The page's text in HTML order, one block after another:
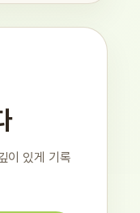
이 있게 기록